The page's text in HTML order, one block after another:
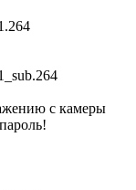
с камеры